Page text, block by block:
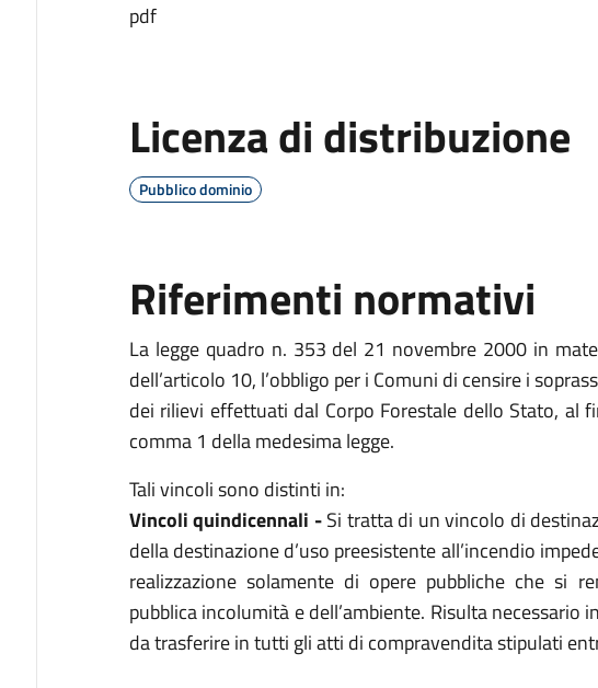
pdf
Licenza di distribuzione
Pubblico dominio
Riferimenti normativi
La legge quadro n. 353 del 21 novembre 2000 in
dell’articolo 10, l’obbligo per i Comuni di censire i
dei rilievi effettuati dal Corpo Forestale dello Stato, al
comma 1 della medesima legge.
Tali vincoli sono distinti in:
Vincoli quindicennali -Si tratta di un vincolo di
della destinazione d’uso preesistente all’incendio
realizzazione solamente di opere pubbliche che si
pubblica incolumità e dell’ambiente. Risulta
da trasferire in tutti gli atti di compravendita stipulati